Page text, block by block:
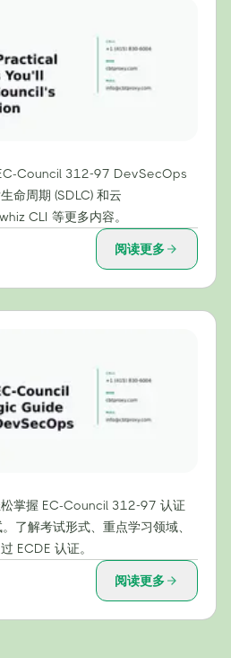
Council 312-97 DevSecOps
命周期 (SDLC) 和云
CLI 等更多内容。
阅读更多
掌握 EC-Council 312-97 认证
了解考试形式、重点学习领域、
ECDE 认证。
阅读更多